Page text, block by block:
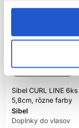
Sibel CURL LINE
5,8cm, rôzne farby
Sibel
Doplnky do vlasov